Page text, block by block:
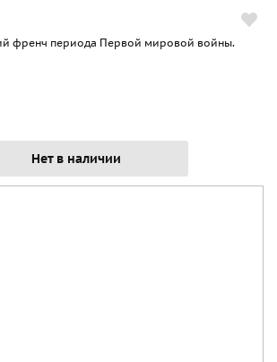
френч периода Первой мировой войны.
Нет в наличии